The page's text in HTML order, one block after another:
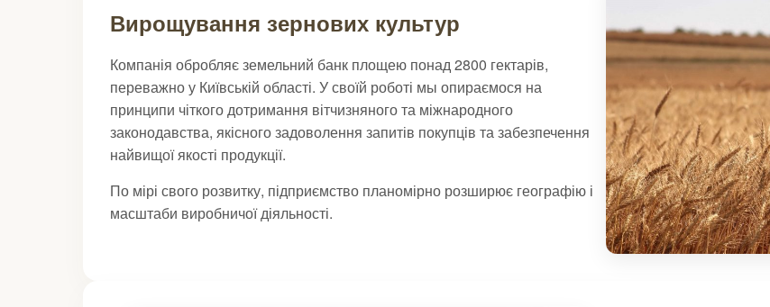
Вирощування зернових культур
Компанія обробляє земельний банк площею понад 2800 гектарів,
переважно у Київській області. У своїй роботі мы опираємося на
принципи чіткого дотримання вітчизняного та міжнародного
законодавства, якісного задоволення запитів покупців та забезпечення
найвищої якості продукції.
По мірі свого розвитку, підприємство планомірно розширює географію і
масштаби виробничої діяльності.